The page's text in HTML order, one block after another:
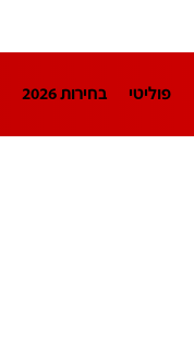
פוליטי בחירות 2026